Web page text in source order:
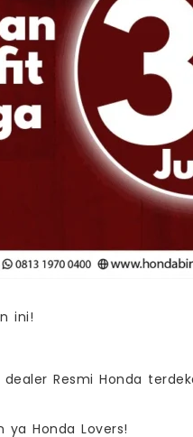
ini!
Resmi Honda
ya Honda Lovers!